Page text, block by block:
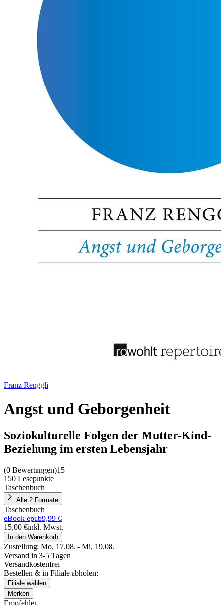
Franz Renggli
Angst und Geborgenheit
Soziokulturelle Folgen der Mutter-Kind-
Beziehung im ersten Lebensjahr
(0 Bewertungen)15
150 Lesepunkte
Taschenbuch
Alle 2 Formate
Taschenbuch
eBook epub9,99 €
15,00 €inkl. Mwst.
In den Warenkorb
Zustellung: Mo, 17.08. - Mi, 19.08.
Versand in 3-5 Tagen
Versandkostenfrei
Bestellen & in Filiale abholen:
Filiale wählen
Merken
Empfehlen